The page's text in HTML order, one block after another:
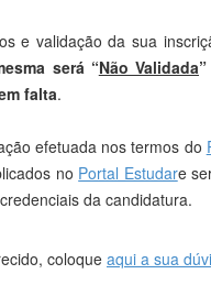
e validação da sua
será “Não Validada
falta.
efetuada nos termos do
no Portal Estudare
da candidatura.
coloque aqui a sua